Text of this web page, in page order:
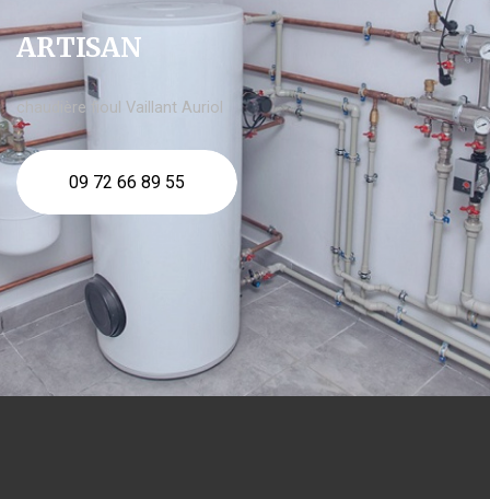
ARTISAN
chaudière fioul Vaillant Auriol
09 72 66 89 55